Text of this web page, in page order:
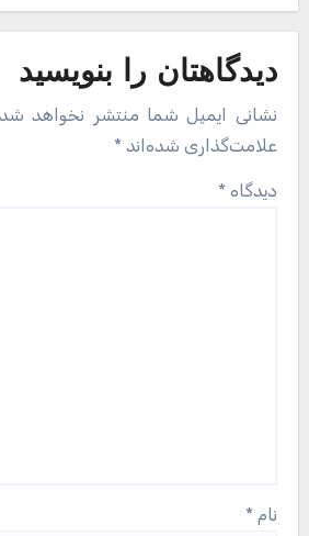
دیدگاهتان را بنویسید
نشانی ایمیل شما منتشر نخواهد
علامت‌گذاری شده‌اند *
دیدگاه *
نام *